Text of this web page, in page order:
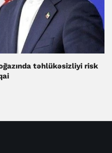
təhlükəsizliyi risk